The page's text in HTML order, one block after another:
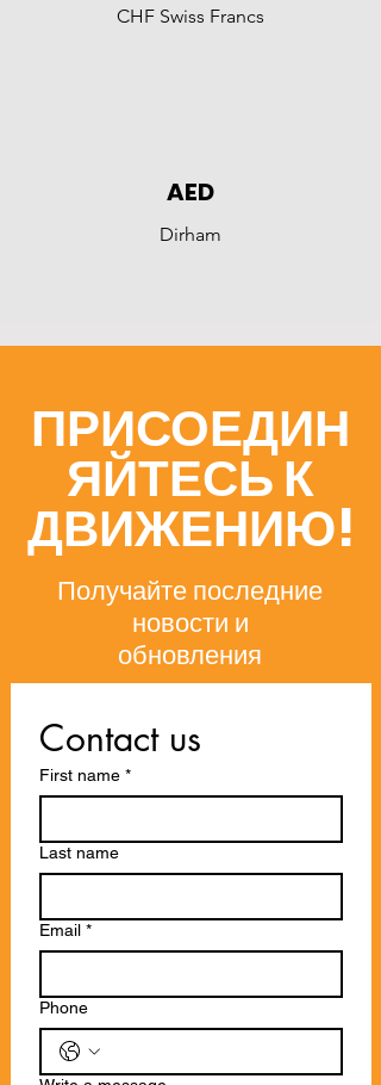
CHF Swiss Francs
AED
Dirham
ПРИСОЕДИН
ЯЙТЕСЬ К
ДВИЖЕНИЮ!
Получайте последние
новости и
обновления
Contact us
First name *
Last name
Email *
Phone